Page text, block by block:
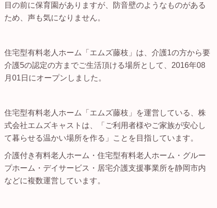
目の前に保育園がありますが、防音壁のようなものがある
ため、声も気になりません。
住宅型有料老人ホーム「エムズ藤枝」は、介護1の方から要
介護5の認定の方までご生活頂ける場所として、2016年08
月01日にオープンしました。
住宅型有料老人ホーム「エムズ藤枝」を運営している、株
式会社エムズキャストは、「ご利用者様やご家族が安心し
て暮らせる温かい場所を作る」ことを目指しています。
介護付き有料老人ホーム・住宅型有料老人ホーム・グルー
プホーム・デイサービス・居宅介護支援事業所を静岡市内
などに複数運営しています。